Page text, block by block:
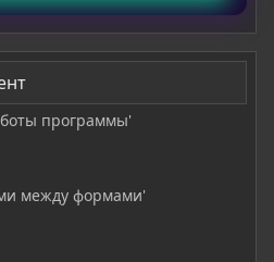
программы'
между формами'